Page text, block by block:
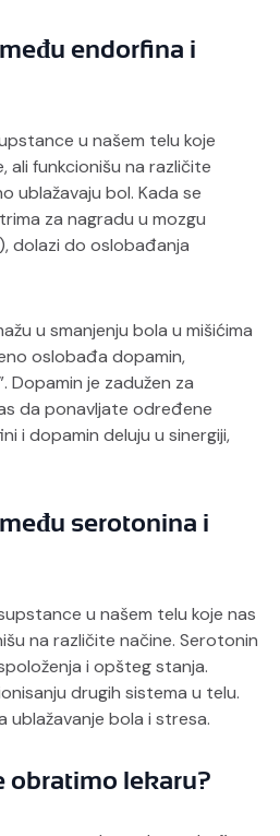
endorfina i
u našem telu koje
ali funkcionišu na različite
ublažavaju bol. Kada se
za nagradu u mozgu
dolazi do oslobađanja
u smanjenju bola u mišićima
oslobađa dopamin,
Dopamin je zadužen za
da ponavljate određene
i dopamin deluju u sinergiji,
serotonina i
u našem telu koje nas
na različite načine. Serotonin
i opšteg stanja.
drugih sistema u telu.
ublažavanje bola i stresa.
obratimo lekaru?